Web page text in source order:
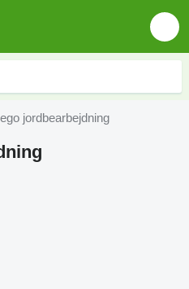
jordbearbejdning